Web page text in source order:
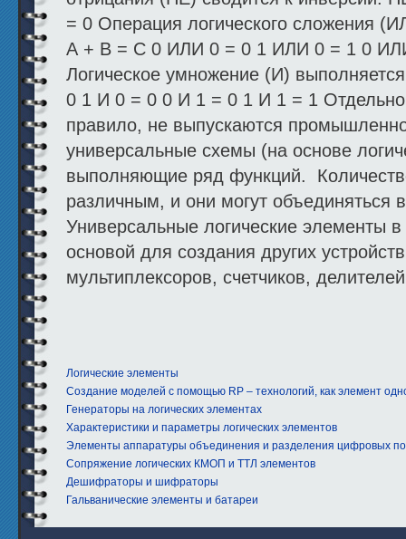
= 0 Операция логического сложения
А + В = С 0 ИЛИ 0 = 0 1 ИЛИ 0 = 1 0
Логическое умножение (И)
0 1 И 0 = 0 0 И 1 = 0 1 И 1 = 1 Отдельно
правило, не выпускаются
универсальные схемы (на основе
выполняющие ряд функций.
различным, и они могут
Универсальные логические элементы
основой для создания других
мультиплексоров, счетчиков,
Логические элементы
Создание моделей с помощью RP – технологий, как элемент
Генераторы на логических элементах
Характеристики и параметры логических элементов
Элементы аппаратуры объединения и разделения цифровых
Сопряжение логических КМОП и ТТЛ элементов
Дешифраторы и шифраторы
Гальванические элементы и батареи